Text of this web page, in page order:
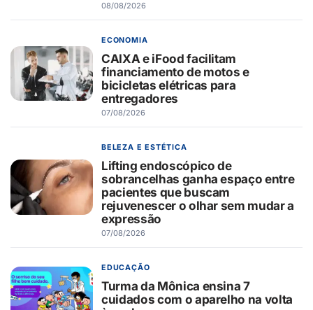
08/08/2026
ECONOMIA
CAIXA e iFood facilitam
financiamento de motos e
bicicletas elétricas para
entregadores
07/08/2026
BELEZA E ESTÉTICA
Lifting endoscópico de
sobrancelhas ganha espaço entre
pacientes que buscam
rejuvenescer o olhar sem mudar a
expressão
07/08/2026
EDUCAÇÃO
Turma da Mônica ensina 7
cuidados com o aparelho na volta